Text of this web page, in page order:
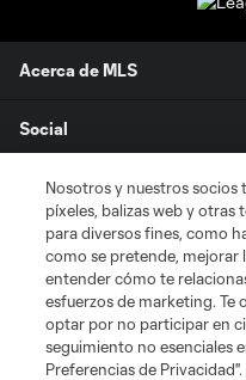
Acerca de MLS
Social
Tienda
Club Sites
Nosotros y nuestros socios
píxeles, balizas web y
para diversos fines, como
como se pretende, mejorar
entender cómo te
esfuerzos de marketing. Te
optar por no participar en
seguimiento no esenciales
Preferencias de